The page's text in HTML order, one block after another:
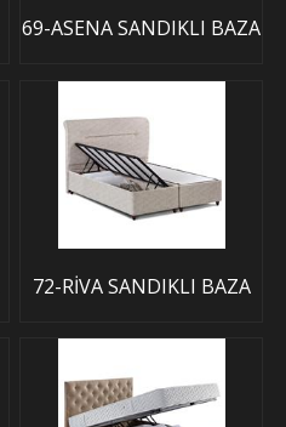
69-ASENA SANDIKLI BAZA
72-RİVA SANDIKLI BAZA